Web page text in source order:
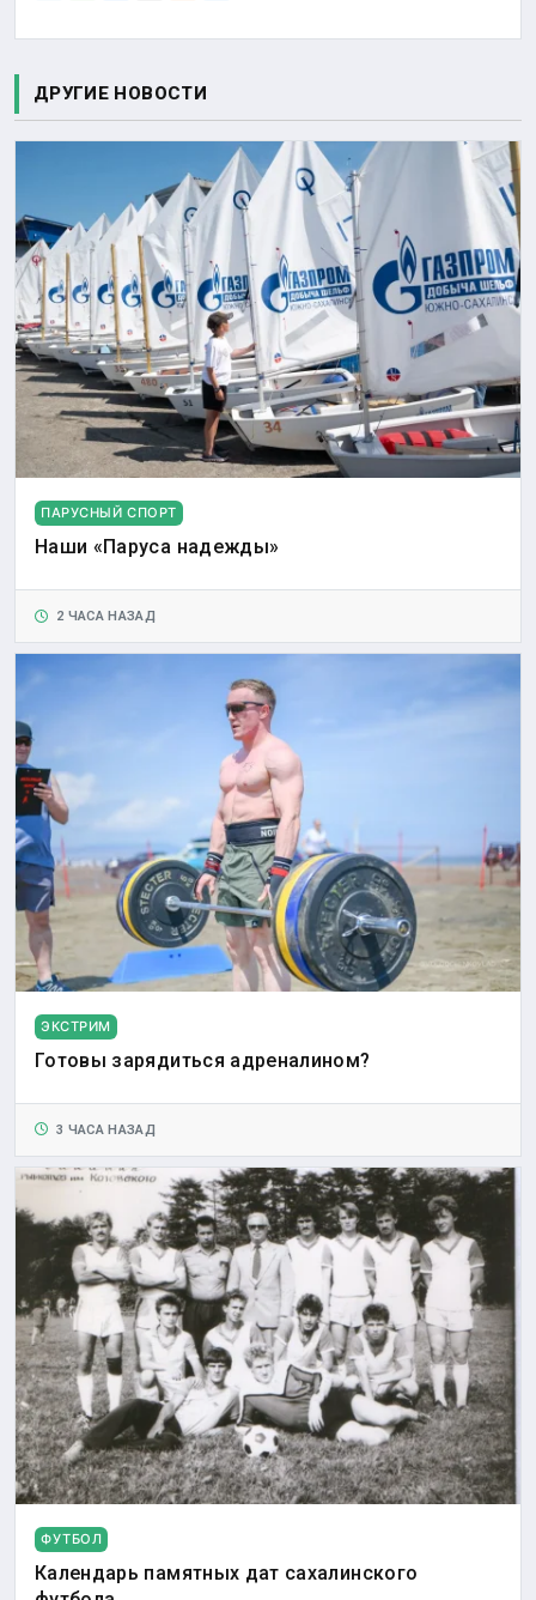
ДРУГИЕ НОВОСТИ
ПАРУСНЫЙ СПОРТ
Наши «Паруса надежды»
2 ЧАСА НАЗАД
ЭКСТРИМ
Готовы зарядиться адреналином?
3 ЧАСА НАЗАД
ФУТБОЛ
Календарь памятных дат сахалинского